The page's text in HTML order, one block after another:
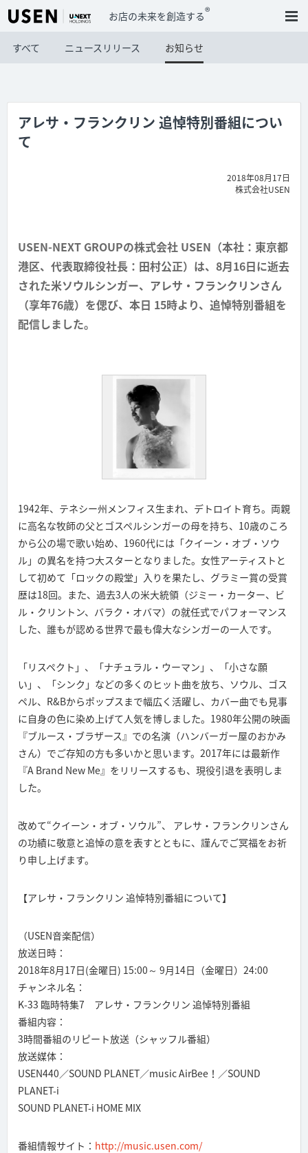
お店の未来を創造する®
すべて ニュースリリース お知らせ
アレサ・フランクリン 追悼特別番組につい
て
2018年08月17日
株式会社USEN
USEN-NEXT GROUPの株式会社 USEN（本社：東京都
港区、代表取締役社長：田村公正）は、8月16日に逝去
された米ソウルシンガー、アレサ・フランクリンさん
（享年76歳）を偲び、本日 15時より、追悼特別番組を
配信しました。
1942年、テネシー州メンフィス生まれ、デトロイト育ち。両親
に高名な牧師の父とゴスペルシンガーの母を持ち、10歳のころ
から公の場で歌い始め、1960代には「クイーン・オブ・ソウ
ル」の異名を持つ大スターとなりました。女性アーティストと
して初めて「ロックの殿堂」入りを果たし、グラミー賞の受賞
歴は18回。また、過去3人の米大統領（ジミー・カーター、ビ
ル・クリントン、バラク・オバマ）の就任式でパフォーマンス
した、誰もが認める世界で最も偉大なシンガーの一人です。
「リスペクト」、「ナチュラル・ウーマン」、「小さな願
い」、「シンク」などの多くのヒット曲を放ち、ソウル、ゴス
ペル、R&Bからポップスまで幅広く活躍し、カバー曲でも見事
に自身の色に染め上げて人気を博しました。1980年公開の映画
『ブルース・ブラザース』での名演（ハンバーガー屋のおかみ
さん）でご存知の方も多いかと思います。2017年には最新作
『A Brand New Me』をリリースするも、現役引退を表明しま
した。
改めて“クイーン・オブ・ソウル”、 アレサ・フランクリンさん
の功績に敬意と追悼の意を表すとともに、謹んでご冥福をお祈
り申し上げます。
【アレサ・フランクリン 追悼特別番組について】
（USEN音楽配信）
放送日時：
2018年8月17日(金曜日) 15:00～ 9月14日（金曜日）24:00
チャンネル名：
K-33 臨時特集7 アレサ・フランクリン 追悼特別番組
番組内容：
3時間番組のリピート放送（シャッフル番組）
放送媒体：
USEN440／SOUND PLANET／music AirBee！／SOUND
PLANET-i
SOUND PLANET-i HOME MIX
番組情報サイト： http://music.usen.com/